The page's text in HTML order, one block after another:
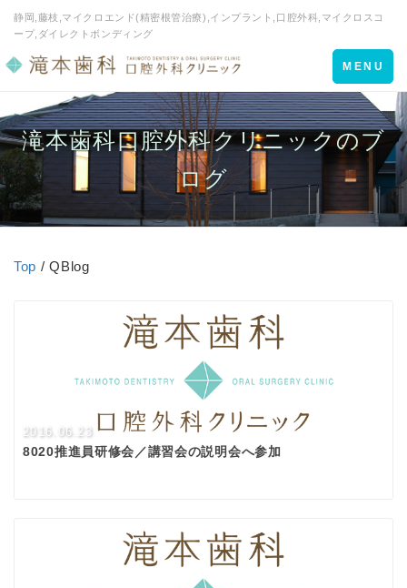
静岡,藤枝,マイクロエンド(精密根管治療),インプラント,口腔外科,マイクロスコ
ープ,ダイレクトボンディング
Toggle
navigation
MENU
滝本歯科口腔外科クリニックのブ
ログ
Top / QBlog
2016.06.23
8020推進員研修会／講習会の説明会へ参加